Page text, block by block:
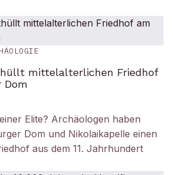
mittelalterlichen Friedhof
Dom
Elite? Archäologen haben
Dom und Nikolaikapelle einen
aus dem 11. Jahrhundert